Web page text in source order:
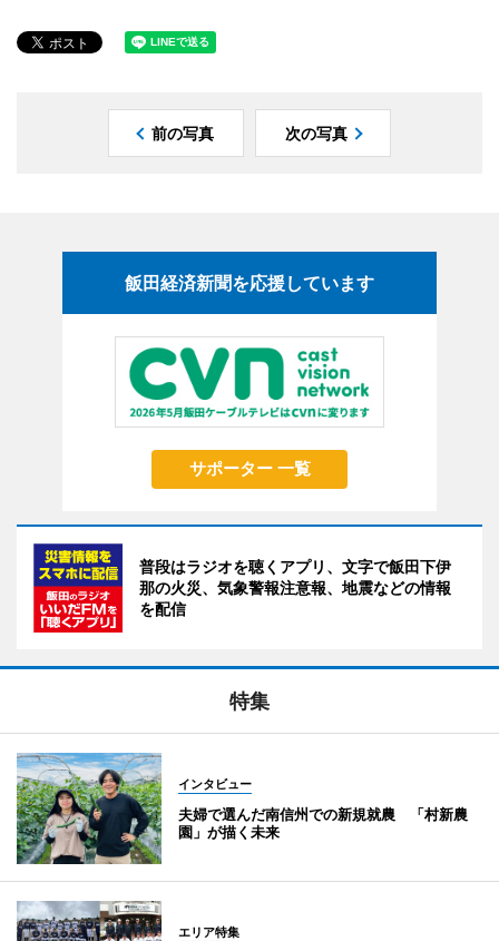
前の写真 次の写真
飯田経済新聞を応援しています
サポーター 一覧
普段はラジオを聴くアプリ、文字で飯田下伊
那の火災、気象警報注意報、地震などの情報
を配信
特集
インタビュー
夫婦で選んだ南信州での新規就農 「村新農
園」が描く未来
エリア特集